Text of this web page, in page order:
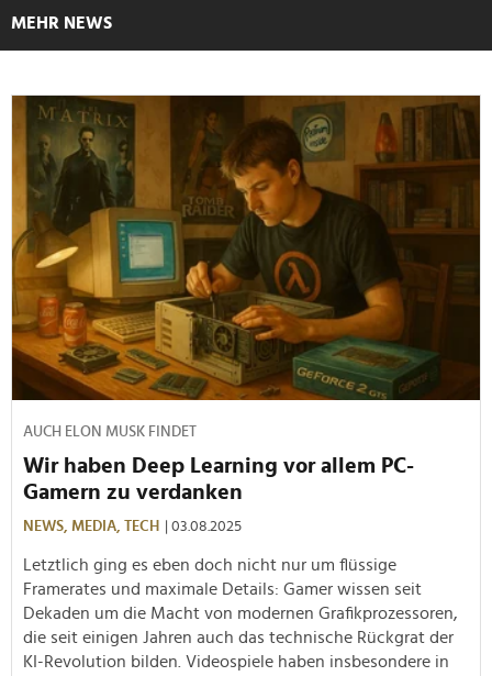
MEHR NEWS
AUCH ELON MUSK FINDET
Wir haben Deep Learning vor allem PC-
Gamern zu verdanken
NEWS, MEDIA, TECH | 03.08.2025
Letztlich ging es eben doch nicht nur um flüssige
Framerates und maximale Details: Gamer wissen seit
Dekaden um die Macht von modernen Grafikprozessoren,
die seit einigen Jahren auch das technische Rückgrat der
KI-Revolution bilden. Videospiele haben insbesondere in